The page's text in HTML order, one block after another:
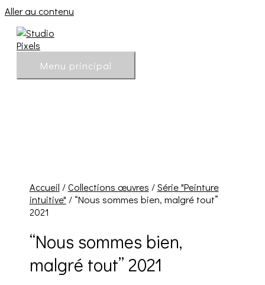
Aller au contenu
Menu principal
Accueil /Collections œuvres /Série "Peinture
intuitive" / “Nous sommes bien, malgré tout”
2021
“Nous sommes bien,
malgré tout” 2021